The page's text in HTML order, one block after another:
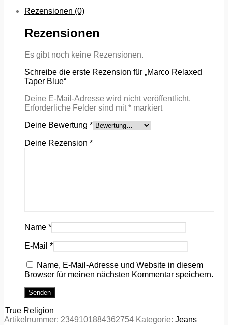
Rezensionen (0)
Rezensionen
Es gibt noch keine Rezensionen.
Schreibe die erste Rezension für „Marco Relaxed
Taper Blue“
Deine E-Mail-Adresse wird nicht veröffentlicht.
Erforderliche Felder sind mit* markiert
Deine Bewertung *
Deine Rezension *
Name *
E-Mail *
Name, E-Mail-Adresse und Website in diesem
Browser für meinen nächsten Kommentar speichern.
True Religion
Artikelnummer: 2349101884362754 Kategorie: Jeans